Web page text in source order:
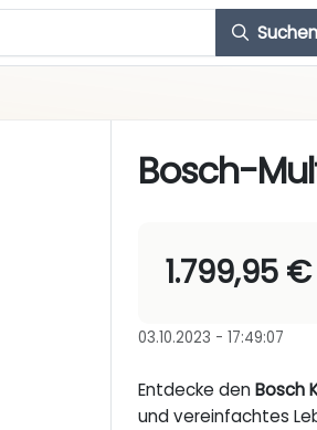
Suchen
Bosch-
1.799,95 €
03.10.2023 - 17:49:07
Entdecke denBosch
und vereinfachtes